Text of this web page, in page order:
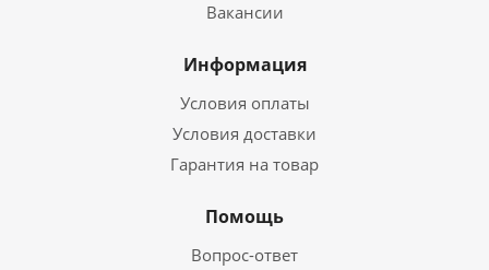
Вакансии
Информация
Условия оплаты
Условия доставки
Гарантия на товар
Помощь
Вопрос-ответ